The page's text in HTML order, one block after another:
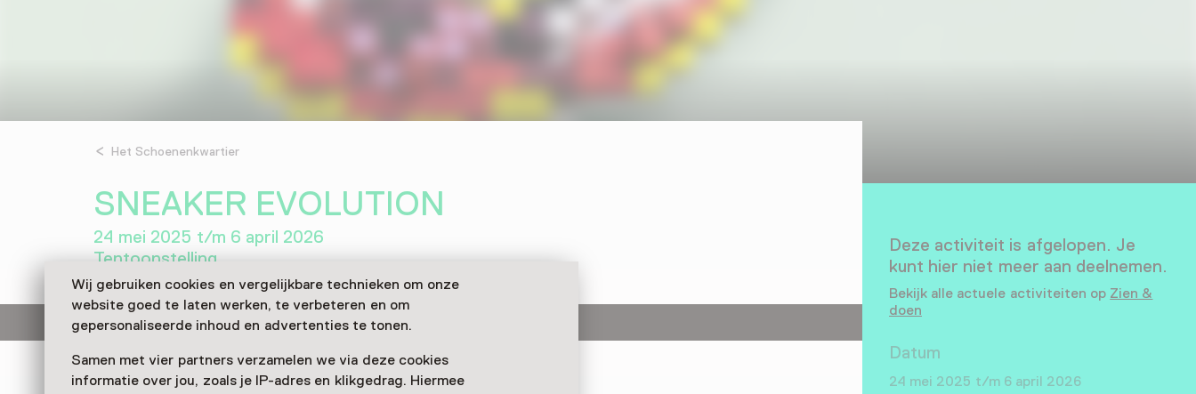
Wij gebruiken cookies en vergelijkbare technieken om onze
website goed te laten werken, te verbeteren en om
gepersonaliseerde inhoud en advertenties te tonen.
Samen met vier partners verzamelen we via deze cookies
informatie over jou, zoals je IP-adres en klikgedrag. Hiermee
Het Schoenenkwartier
SNEAKER EVOLUTION
24 mei 2025 t/m 6 april 2026
Tentoonstelling
Deze activiteit is afgelopen.
Sneaker Evolutionbiedt een unieke kans om na te denken over de
Deze activiteit is afgelopen. Je
kunt hier niet meer aan deelnemen.
Bekijk alle actuele activiteiten op Zien &
doen
Datum
24 mei 2025 t/m 6 april 2026